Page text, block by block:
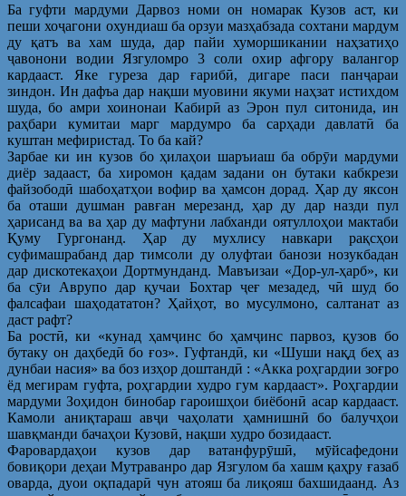
Ба гуфти мардуми Дарвоз номи он номарак Кузов аст, ки
пеши хоҷагони охундиаш ба орзуи мазҳабзада сохтани мардум
ду қатъ ва хам шуда, дар пайи хуморшикании наҳзатиҳо
ҷавонони водии Язгуломро 3 соли охир афгору валангор
кардааст. Яке гуреза дар ғарибӣ, дигаре паси панҷараи
зиндон. Ин дафъа дар нақши муовини якуми наҳзат истихдом
шуда, бо амри хоинонаи Кабирӣ аз Эрон пул ситонида, ин
раҳбари кумитаи марг мардумро ба сарҳади давлатӣ ба
куштан мефиристад. То ба кай?
Зарбае ки ин кузов бо ҳилаҳои шаръиаш ба обрӯи мардуми
диёр задааст, ба хиромон қадам задани он бутаки кабкрези
файзободӣ шабоҳатҳои вофир ва ҳамсон дорад. Ҳар ду яксон
ба оташи душман равған мерезанд, ҳар ду дар назди пул
ҳарисанд ва ва ҳар ду мафтуни лабханди оятуллоҳои мактаби
Қуму Гургонанд. Ҳар ду мухлису навкари рақсҳои
суфимашрабанд дар тимсоли ду олуфтаи банози нозукбадан
дар дискотекаҳои Дортмунданд. Мавъизаи «Дор-ул-ҳарб», ки
ба сӯи Аврупо дар қучаи Бохтар ҷеғ мезадед, чӣ шуд бо
фалсафаи шаҳодататон? Ҳайҳот, во мусулмоно, салтанат аз
даст рафт?
Ба ростӣ, ки «кунад ҳамҷинс бо ҳамҷинс парвоз, қузов бо
бутаку он даҳбедӣ бо ғоз». Гуфтандӣ, ки «Шуши нақд беҳ аз
дунбаи насия» ва боз изҳор доштандӣ : «Акка роҳгардии зоғро
ёд мегирам гуфта, роҳгардии худро гум кардааст». Роҳгардии
мардуми Зоҳидон бинобар гароишҳои биёбонӣ асар кардааст.
Камоли аниқтараш авҷи чаҳолати ҳамнишнӣ бо балучҳои
шавқманди бачаҳои Кузовӣ, нақши худро бозидааст.
Фаровардаҳои кузов дар ватанфурӯшӣ, мӯйсафедони
бовиқори деҳаи Мутраванро дар Язгулом ба хашм қаҳру ғазаб
оварда, дуои оқпадарӣ чун атояш ба лиқояш бахшидаанд. Аз